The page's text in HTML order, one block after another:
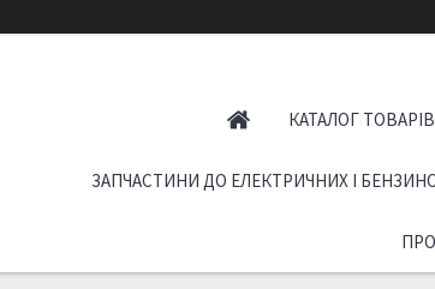
КАТАЛОГ ТОВАРІВ
ЗАПЧАСТИНИ ДО ЕЛЕКТРИЧНИХ І